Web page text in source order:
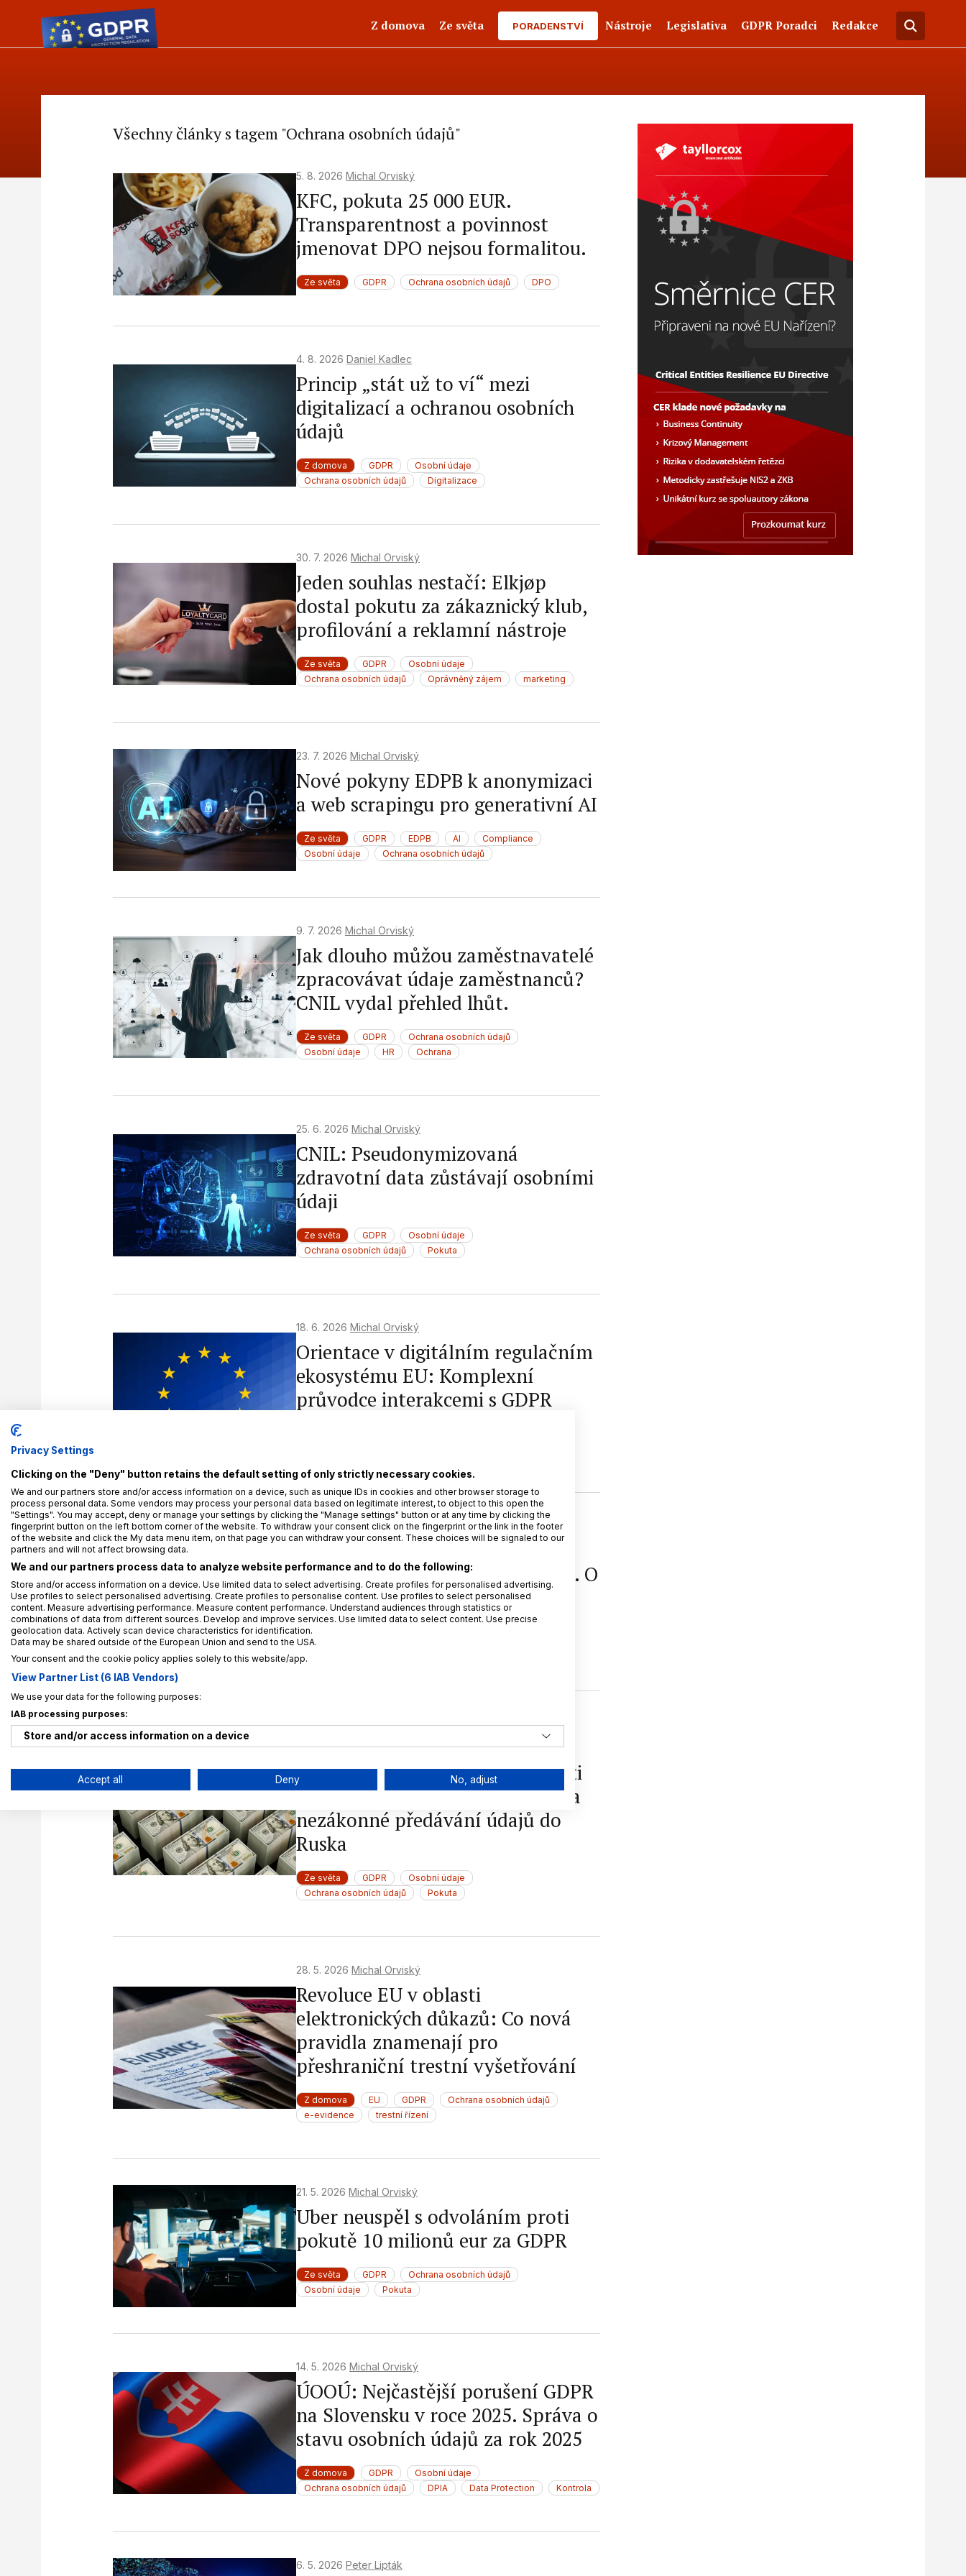
Z domova Ze světa PORADENSTVÍ Nástroje Legislativa GDPR Poradci Redakce
Všechny články s tagem "Ochrana osobních údajů"
5. 8. 2026 Michal Orviský
KFC, pokuta 25 000 EUR.
Transparentnost a povinnost
jmenovat DPO nejsou formalitou.
Ze světa GDPR Ochrana osobních údajů DPO
4. 8. 2026 Daniel Kadlec
Princip „stát už to ví“ mezi
digitalizací a ochranou osobních
údajů
Z domova GDPR
Osobní údaje
Ochrana osobních údajů
Digitalizace
30. 7. 2026 Michal Orviský
Jeden souhlas nestačí: Elkjøp
dostal pokutu za zákaznický klub,
profilování a reklamní nástroje
Ze světa GDPR
Osobní údaje
Ochrana osobních údajů
Oprávněný zájem marketing
23. 7. 2026 Michal Orviský
Nové pokyny EDPB k anonymizaci
a web scrapingu pro generativní AI
Ze světa GDPR EDPB AI
Compliance
Osobní údaje
Ochrana osobních údajů
9. 7. 2026 Michal Orviský
Jak dlouho můžou zaměstnavatelé
zpracovávat údaje zaměstnanců?
CNIL vydal přehled lhůt.
Ze světa GDPR
Ochrana osobních údajů
Osobní údaje
HR Ochrana
25. 6. 2026 Michal Orviský
CNIL: Pseudonymizovaná
zdravotní data zůstávají osobními
údaji
Ze světa GDPR
Osobní údaje
Ochrana osobních údajů
Pokuta
18. 6. 2026 Michal Orviský
Orientace v digitálním regulačním
ekosystému EU: Komplexní
průvodce interakcemi s GDPR
15. 6. 2026František Nonnemann
Pokuty za porušení GDPR stále
překonávají miliardu euro ročně. O
čem to vypovídá?
Ze světa
Osobní údaje
11. 6. 2026Michal Orviský
Nizozemský úřad pro ochranu
osobních údajů uložil společnosti
Yango pokutu 100 milionů eur za
nezákonné předávání údajů do
Ruska
Ze světa GDPR
Osobní údaje
Ochrana osobních údajů
Pokuta
28. 5. 2026 Michal Orviský
Revoluce EU v oblasti
elektronických důkazů: Co nová
pravidla znamenají pro
přeshraniční trestní vyšetřování
Z domova EU GDPR
Ochrana osobních údajů
e-evidence
trestní řízení
21. 5. 2026 Michal Orviský
Uber neuspěl s odvoláním proti
pokutě 10 milionů eur za GDPR
Ze světa GDPR
Ochrana osobních údajů
Osobní údaje
Pokuta
14. 5. 2026 Michal Orviský
ÚOOÚ: Nejčastější porušení GDPR
na Slovensku v roce 2025. Správa o
stavu osobních údajů za rok 2025
Z domova GDPR
Osobní údaje
Ochrana osobních údajů
DPIA Data Protection Kontrola
6. 5. 2026 Peter Lipták
Privacy Settings
Clicking on the "Deny" button retains the default setting of only strictly necessary cookies.
We and our partners store and/or access information on a device, such as unique IDs in cookies and other browser storage to
process personal data. Some vendors may process your personal data based on legitimate interest, to object to this open the
"Settings". You may accept, deny or manage your settings by clicking the "Manage settings" button or at any time by clicking the
fingerprint button on the left bottom corner of the website. To withdraw your consent click on the fingerprint or the link in the footer
of the website and click the My data menu item, on that page you can withdraw your consent. These choices will be signaled to our
partners and will not affect browsing data.
We and our partners process data to analyze website performance and to do the following:
Store and/or access information on a device. Use limited data to select advertising. Create profiles for personalised advertising.
Use profiles to select personalised advertising. Create profiles to personalise content. Use profiles to select personalised
content. Measure advertising performance. Measure content performance. Understand audiences through statistics or
combinations of data from different sources. Develop and improve services. Use limited data to select content. Use precise
geolocation data. Actively scan device characteristics for identification.
Data may be shared outside of the European Union and send to the USA.
Your consent and the cookie policy applies solely to this website/app.
View Partner List (6 IAB Vendors)
We use your data for the following purposes:
IAB processing purposes:
Store and/or access information on a device
Use profiles to select personalised advertising
Create profiles to personalise content
Understand audiences through statistics or combinations of data from different
Develop and improve services
Use limited data to select content
Use precise geolocation data
Identify devices based on information actively requested
Accept all Deny No, adjust